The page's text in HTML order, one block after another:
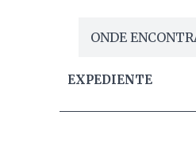
ONDE
EXPEDIENTE